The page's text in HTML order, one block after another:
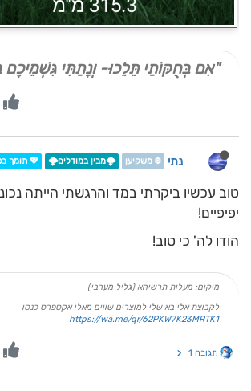
"אִם בְּחֻקּוֹתַי תֵּלֵכוּ- וְנָתַתִּי
נתי ❄️ משקיען 🌩️מבין במודלים🌩️ 💖 תומך
יפיפיים!
הודו לה' כי טוב!
מיקום: מעלות תרשיחא (גליל מערבי)
לקבוצת אלי בא שלי למוצרים שווים מאלי אקספרס כנסו
https://wa.me/qr/62PKW7K23MRTK1
תגובה 1